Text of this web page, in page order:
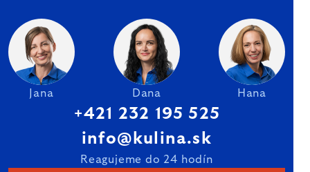
Jana Dana Hana
+421 232 195 525
info@kulina.sk
Reagujeme do 24 hodín